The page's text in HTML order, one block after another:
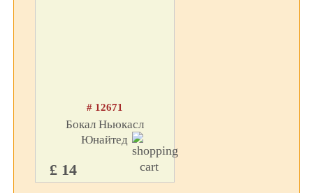
# 12671
Бокал Ньюкасл
Юнайтед
£ 14